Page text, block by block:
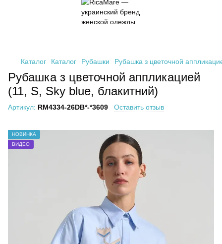
Каталог Каталог Рубашки Рубашка з цветочной
Рубашка з цветочной аппликацией
(11, S, Sky blue, блакитний)
Артикул: RM4334-26DB*-*3609 Оставить отзыв
НОВИНКА
ВИДЕО